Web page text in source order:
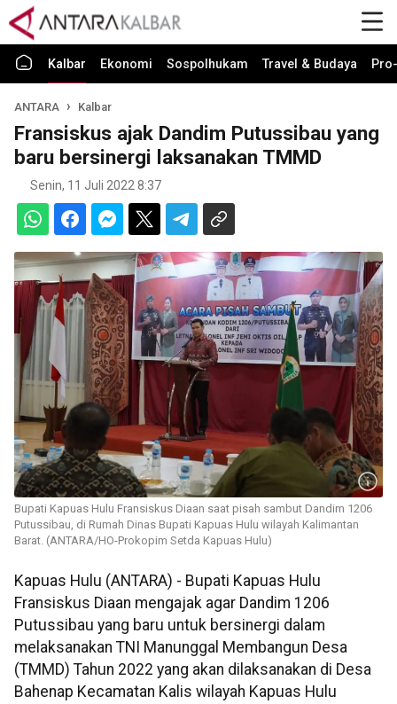
Kalbar Ekonomi Sospolhukam Travel & Budaya
ANTARA Kalbar
Fransiskus ajak Dandim Putussibau yang
baru bersinergi laksanakan TMMD
Senin, 11 Juli 2022 8:37
Bupati Kapuas Hulu Fransiskus Diaan saat pisah sambut Dandim 1206
Putussibau, di Rumah Dinas Bupati Kapuas Hulu wilayah Kalimantan
Barat. (ANTARA/HO-Prokopim Setda Kapuas Hulu)
Kapuas Hulu (ANTARA) - Bupati Kapuas Hulu
Fransiskus Diaan mengajak agar Dandim 1206
Putussibau yang baru untuk bersinergi dalam
melaksanakan TNI Manunggal Membangun Desa
(TMMD) Tahun 2022 yang akan dilaksanakan di Desa
Bahenap Kecamatan Kalis wilayah Kapuas Hulu